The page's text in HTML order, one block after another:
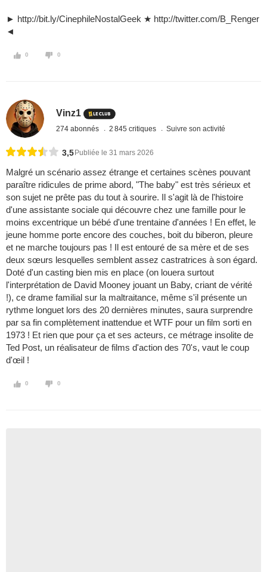
► http://bit.ly/CinephileNostalGeek ★ http://twitter.com/B_Renger
◄
0 0
Vinz1
274 abonnés 2 845 critiques Suivre son activité
3,5 Publiée le 31 mars 2026
Malgré un scénario assez étrange et certaines scènes pouvant
paraître ridicules de prime abord, "The baby" est très sérieux et
son sujet ne prête pas du tout à sourire. Il s'agit là de l'histoire
d'une assistante sociale qui découvre chez une famille pour le
moins excentrique un bébé d'une trentaine d'années ! En effet, le
jeune homme porte encore des couches, boit du biberon, pleure
et ne marche toujours pas ! Il est entouré de sa mère et de ses
deux sœurs lesquelles semblent assez castratrices à son égard.
Doté d'un casting bien mis en place (on louera surtout
l'interprétation de David Mooney jouant un Baby, criant de vérité
!), ce drame familial sur la maltraitance, même s'il présente un
rythme longuet lors des 20 dernières minutes, saura surprendre
par sa fin complètement inattendue et WTF pour un film sorti en
1973 ! Et rien que pour ça et ses acteurs, ce métrage insolite de
Ted Post, un réalisateur de films d'action des 70's, vaut le coup
d'œil !
0 0